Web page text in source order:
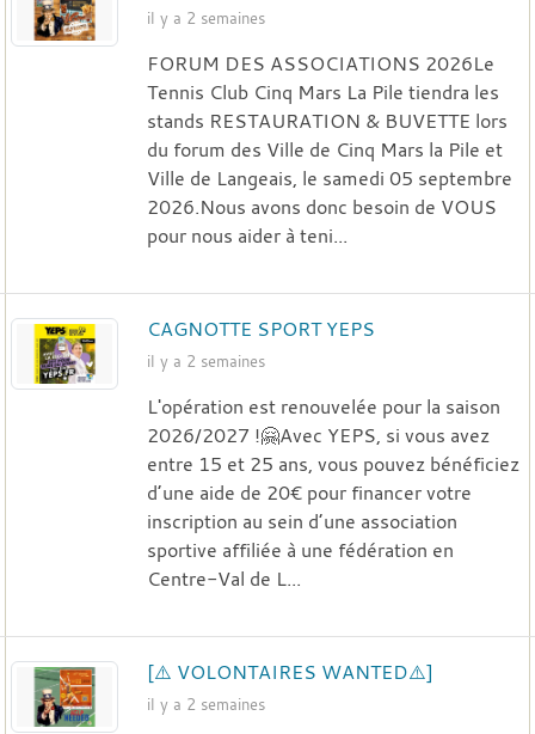
il y a 2 semaines
FORUM DES ASSOCIATIONS 2026Le
Tennis Club Cinq Mars La Pile tiendra les
stands RESTAURATION & BUVETTE lors
du forum des Ville de Cinq Mars la Pile et
Ville de Langeais, le samedi 05 septembre
2026.Nous avons donc besoin de VOUS
pour nous aider à teni...
CAGNOTTE SPORT YEPS
il y a 2 semaines
L'opération est renouvelée pour la saison
2026/2027 !🤗Avec YEPS, si vous avez
entre 15 et 25 ans, vous pouvez bénéficiez
d’une aide de 20€ pour financer votre
inscription au sein d’une association
sportive affiliée à une fédération en
Centre-Val de L...
[⚠️ VOLONTAIRES WANTED⚠️]
il y a 2 semaines